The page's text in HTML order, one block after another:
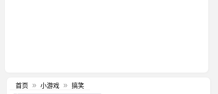
首页 » 小游戏 » 搞笑